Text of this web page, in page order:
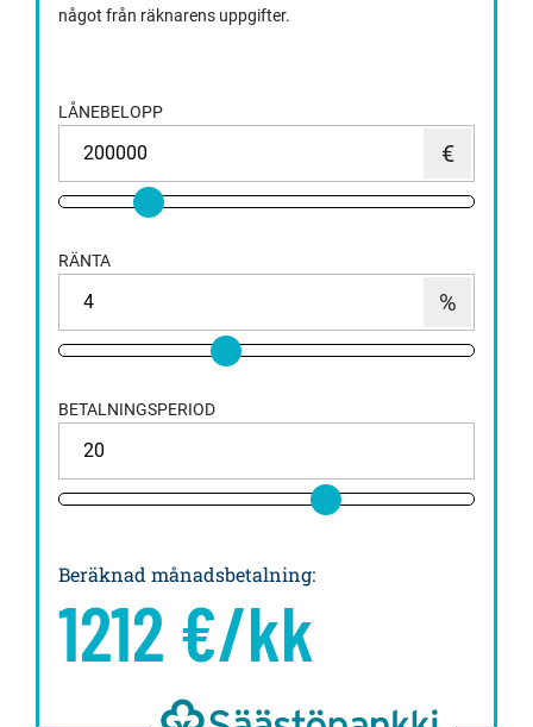
något från räknarens uppgifter.
LÅNEBELOPP
RÄNTA
BETALNINGSPERIOD
Beräknad månadsbetalning:
1212 €/kk